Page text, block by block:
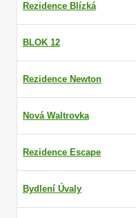
Rezidence Blízká
BLOK 12
Rezidence Newton
Nová Waltrovka
Rezidence Escape
Bydlení Úvaly